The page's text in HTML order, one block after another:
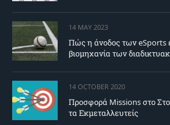
14 MAY 2023
Πώς η άνοδος των eSports
βιομηχανία των
14 OCTOBER 2020
Προσφορά Missions στο
τα Εκμεταλλευτείς